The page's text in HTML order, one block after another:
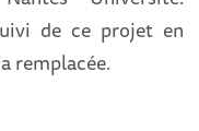
de ce projet en
remplacée.